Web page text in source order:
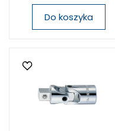
Do koszyka